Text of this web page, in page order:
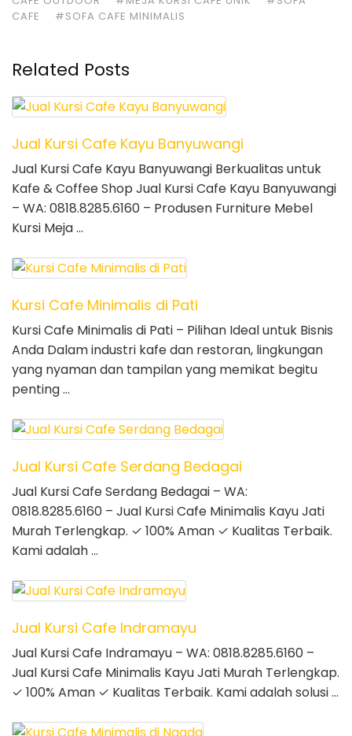
CAFE
#SOFA CAFE MINIMALIS
Related Posts
Jual Kursi Cafe Kayu Banyuwangi
Jual Kursi Cafe Kayu Banyuwangi Berkualitas untuk
Kafe & Coffee Shop Jual Kursi Cafe Kayu Banyuwangi
– WA: 0818.8285.6160 – Produsen Furniture Mebel
Kursi Meja …
Kursi Cafe Minimalis di Pati
Kursi Cafe Minimalis di Pati – Pilihan Ideal untuk Bisnis
Anda Dalam industri kafe dan restoran, lingkungan
yang nyaman dan tampilan yang memikat begitu
penting …
Jual Kursi Cafe Serdang Bedagai
Jual Kursi Cafe Serdang Bedagai – WA:
0818.8285.6160 – Jual Kursi Cafe Minimalis Kayu Jati
Murah Terlengkap. ✓ 100% Aman ✓ Kualitas Terbaik.
Kami adalah …
Jual Kursi Cafe Indramayu
Jual Kursi Cafe Indramayu – WA: 0818.8285.6160 –
Jual Kursi Cafe Minimalis Kayu Jati Murah Terlengkap.
✓ 100% Aman ✓ Kualitas Terbaik. Kami adalah solusi …